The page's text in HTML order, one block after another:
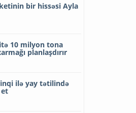
bir hissəsi Ayla
10 milyon tona
planlaşdırır
ilə yay tətilində
et